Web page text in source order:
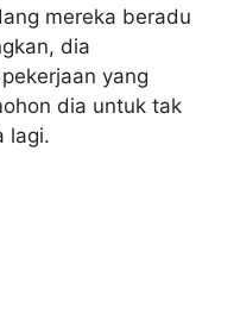
mereka beradu
dia
yang
dia untuk tak
lagi.